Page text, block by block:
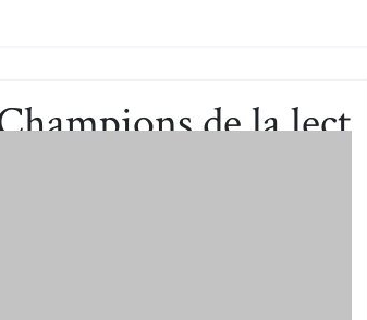
de la lect